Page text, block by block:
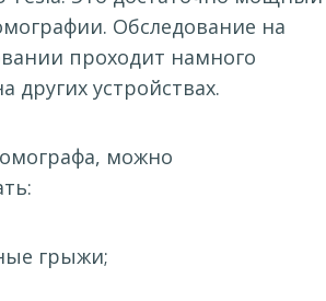
Обследование на
проходит намного
других устройствах.
можно
грыжи;